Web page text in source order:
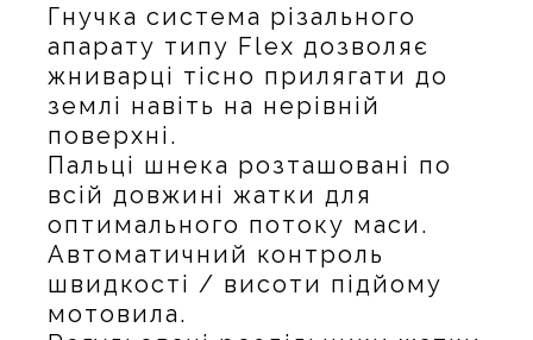
Гнучка система різального
апарату типу Flex дозволяє
жниварці тісно прилягати до
землі навіть на нерівній
поверхні.
Пальці шнека розташовані по
всій довжині жатки для
оптимального потоку маси.
Автоматичний контроль
швидкості / висоти підйому
мотовила.